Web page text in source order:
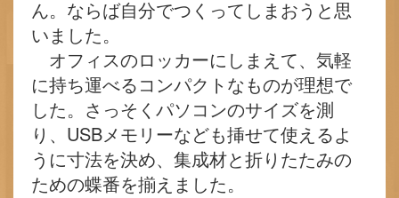
ん。ならば自分でつくってしまおうと思
いました。
オフィスのロッカーにしまえて、気軽
に持ち運べるコンパクトなものが理想で
した。さっそくパソコンのサイズを測
り、USBメモリーなども挿せて使えるよ
うに寸法を決め、集成材と折りたたみの
ための蝶番を揃えました。